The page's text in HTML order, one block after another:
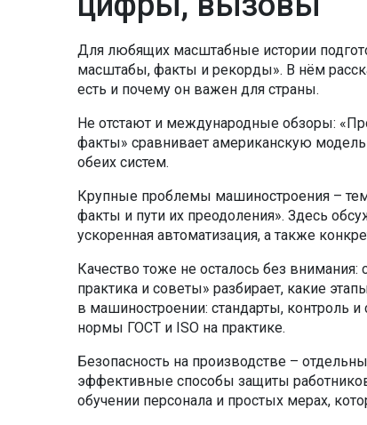
Для любящих масштабные истории
масштабы, факты и рекорды». В нём
есть и почему он важен для страны.
Не отстают и международные обзоры:
факты» сравнивает американскую
обеих систем.
Крупные проблемы машиностроения –
факты и пути их преодоления». Здесь
ускоренная автоматизация, а также
Качество тоже не осталось без
практика и советы» разбирает, какие
в машиностроении: стандарты, контроль
нормы ГОСТ и ISO на практике.
Безопасность на производстве –
эффективные способы защиты
обучении персонала и простых мерах,